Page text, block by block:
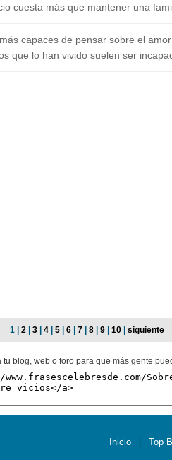
cuesta más que mantener una
capaces de pensar sobre el
que lo han vivido suelen ser
1 | 2 3 4 5 6 7 8 9 10 siguiente
blog, web o foro para que más gente
Inicio Top